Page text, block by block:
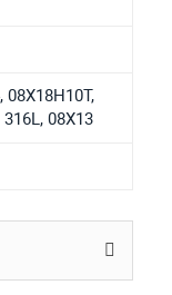
08Х18Н10Т,
08Х13